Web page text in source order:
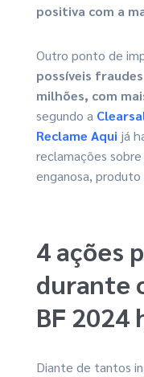
positiva com a
Outro ponto de
possíveis
milhões, com
segundo a
Reclame Aqui já
reclamações
enganosa,
4 ações
durante
BF 2024
Diante de tantos